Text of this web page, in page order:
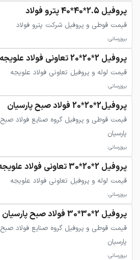
پروفیل 2.5*40*40 پترو فولاد
قیمت قوطی و پروفیل شرکت پترو فولاد
بروزرسانی:
پروفیل 2*20*20 تعاونی فولاد علویجه
قیمت لوله و پروفیل تعاونی فولاد علویجه
بروزرسانی:
پروفیل2*20*20 فولاد صبح پارسیان
قیمت قوطی و پروفیل گروه صنایع فولاد صبح
پارسیان
بروزرسانی:
پروفیل 2*20*30 تعاونی فولاد علویجه
قیمت لوله و پروفیل تعاونی فولاد علویجه
بروزرسانی:
پروفیل 2*30*30 فولاد صبح پارسیان
قیمت قوطی و پروفیل گروه صنایع فولاد صبح
پارسیان
بروزرسانی: